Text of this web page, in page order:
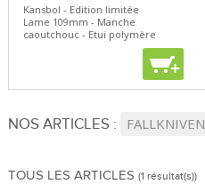
Kansbol - Edition limitée
Lame 109mm - Manche
caoutchouc - Etui polymère
+
NOS ARTICLES : FALLKNIVEN
TOUS LES ARTICLES (1 résultat(s))